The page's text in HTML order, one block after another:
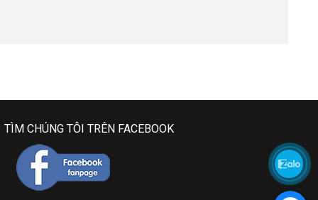
TÌM CHÚNG TÔI TRÊN FACEBOOK